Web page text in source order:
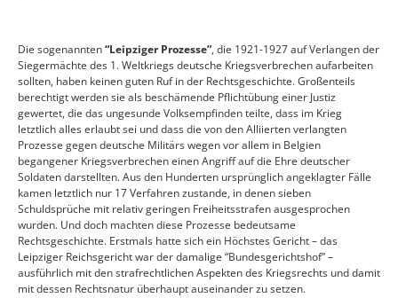
Die sogenannten“Leipziger Prozesse”, die 1921-1927 auf Verlangen der
Siegermächte des 1. Weltkriegs deutsche Kriegsverbrechen aufarbeiten
sollten, haben keinen guten Ruf in der Rechtsgeschichte. Großenteils
berechtigt werden sie als beschämende Pflichtübung einer Justiz
gewertet, die das ungesunde Volksempfinden teilte, dass im Krieg
letztlich alles erlaubt sei und dass die von den Alliierten verlangten
Prozesse gegen deutsche Militärs wegen vor allem in Belgien
begangener Kriegsverbrechen einen Angriff auf die Ehre deutscher
Soldaten darstellten. Aus den Hunderten ursprünglich angeklagter Fälle
kamen letztlich nur 17 Verfahren zustande, in denen sieben
Schuldsprüche mit relativ geringen Freiheitsstrafen ausgesprochen
wurden. Und doch machten diese Prozesse bedeutsame
Rechtsgeschichte. Erstmals hatte sich ein Höchstes Gericht – das
Leipziger Reichsgericht war der damalige “Bundesgerichtshof” –
ausführlich mit den strafrechtlichen Aspekten des Kriegsrechts und damit
mit dessen Rechtsnatur überhaupt auseinander zu setzen.